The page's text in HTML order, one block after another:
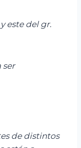
y este del gr.
ser
de distintos